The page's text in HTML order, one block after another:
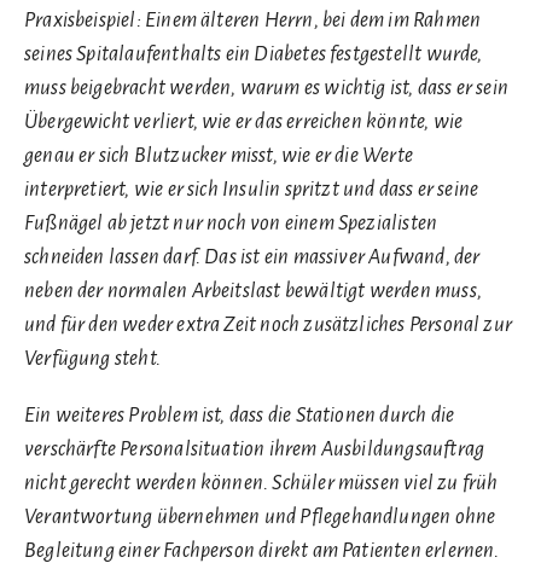
Praxisbeispiel: Einem älteren Herrn, bei dem im Rahmen
seines Spitalaufenthalts ein Diabetes festgestellt wurde,
muss beigebracht werden, warum es wichtig ist, dass er sein
Übergewicht verliert, wie er das erreichen könnte, wie
genau er sich Blutzucker misst, wie er die Werte
interpretiert, wie er sich Insulin spritzt und dass er seine
Fußnägel ab jetzt nur noch von einem Spezialisten
schneiden lassen darf. Das ist ein massiver Aufwand, der
neben der normalen Arbeitslast bewältigt werden muss,
und für den weder extra Zeit noch zusätzliches Personal zur
Verfügung steht.
Ein weiteres Problem ist, dass die Stationen durch die
verschärfte Personalsituation ihrem Ausbildungsauftrag
nicht gerecht werden können. Schüler müssen viel zu früh
Verantwortung übernehmen und Pflegehandlungen ohne
Begleitung einer Fachperson direkt am Patienten erlernen.